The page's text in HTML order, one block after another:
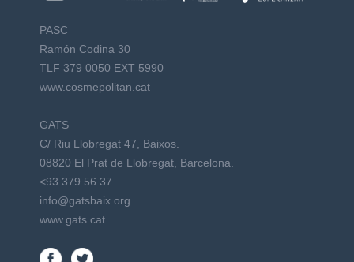
PASC
Ramón Codina 30
TLF 379 0050 EXT 5990
www.cosmepolitan.cat
GATS
C/ Riu Llobregat 47, Baixos.
08820 El Prat de Llobregat, Barcelona.
<93 379 56 37
info@gatsbaix.org
www.gats.cat